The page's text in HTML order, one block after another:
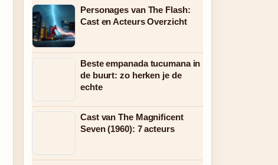
Personages van The Flash:
Cast en Acteurs Overzicht
Beste empanada tucumana in
de buurt: zo herken je de
echte
Cast van The Magnificent
Seven (1960): 7 acteurs